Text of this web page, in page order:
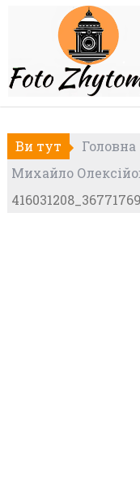
Ви тут Головна
Михайло